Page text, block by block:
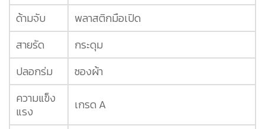
ด้ามจับ
พลาสติกมือเปิด
สายรัด
กระดุม
ปลอกร่ม
ซองผ้า
ความแข็ง
แรง
เกรด A